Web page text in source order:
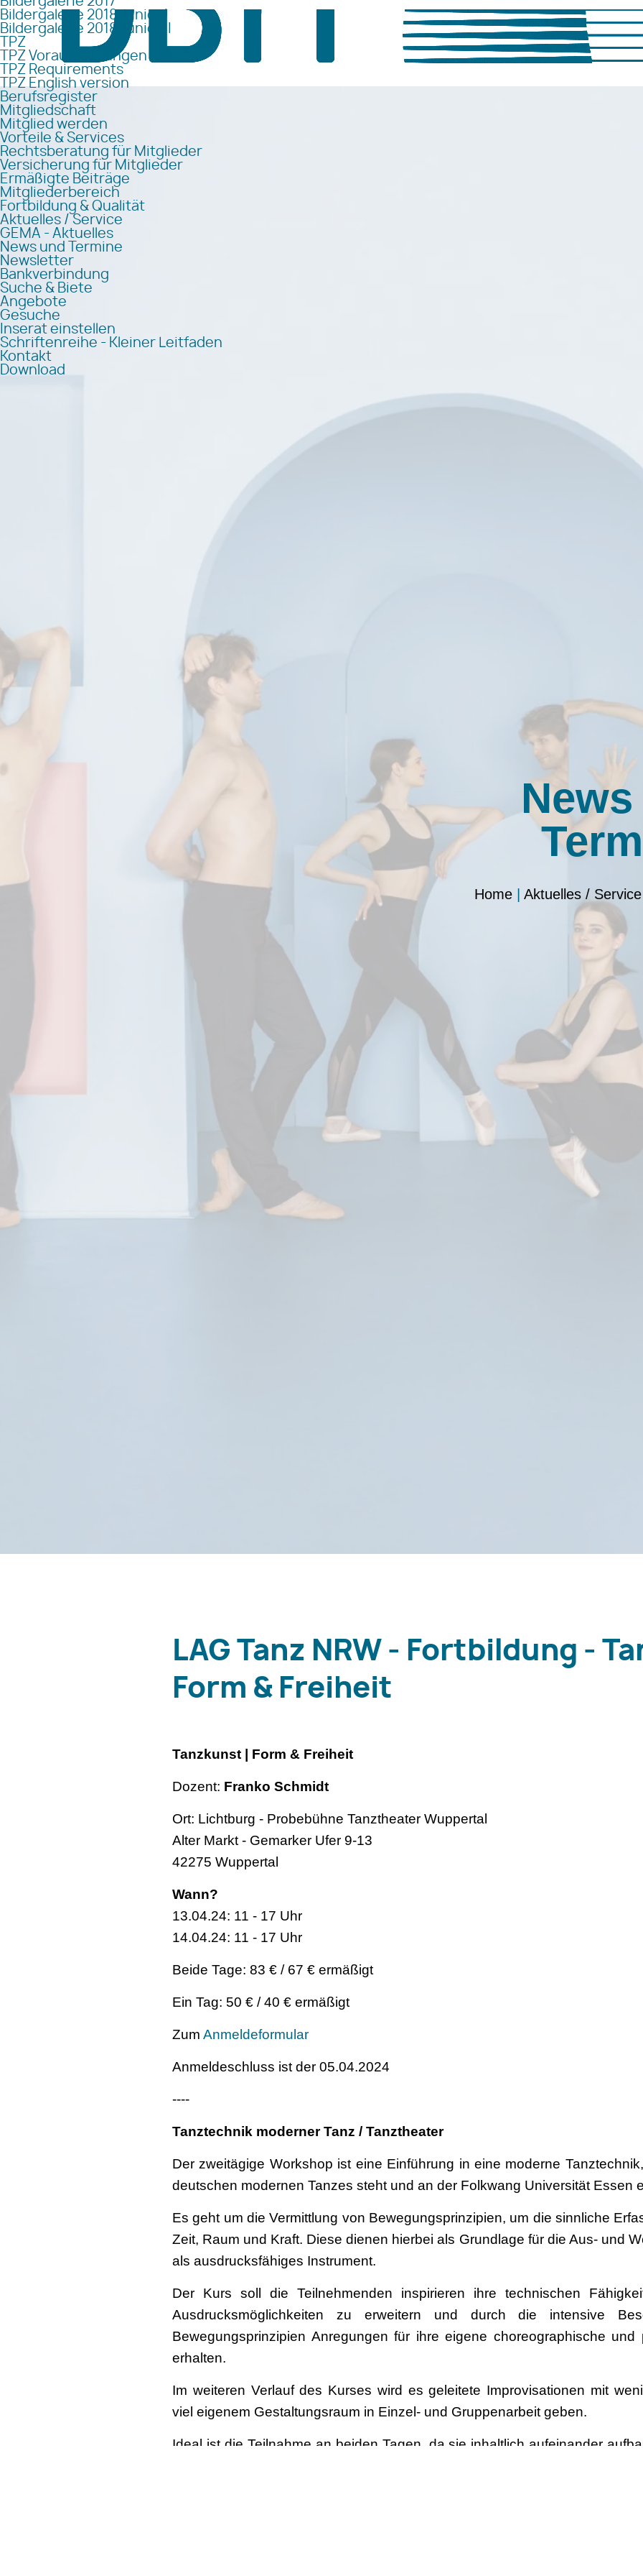
Bildergalerie 2018 Junior I
Bildergalerie 2018 Junior II
TPZ
TPZ Voraussetzungen
TPZ Requirements
TPZ English version
Berufsregister
Mitgliedschaft
Mitglied werden
Vorteile & Services
Rechtsberatung für Mitglieder
Versicherung für Mitglieder
Ermäßigte Beiträge
Mitgliederbereich
Fortbildung & Qualität
Aktuelles / Service
GEMA - Aktuelles
News und Termine
Newsletter
Bankverbindung
Suche & Biete
Angebote
Gesuche
Inserat einstellen
Schriftenreihe - Kleiner Leitfaden
Kontakt
Download
Home| Aktuelles / Service
LAG Tanz NRW - Fortbildung -
Form & Freiheit
Tanzkunst | Form & Freiheit
Dozent: Franko Schmidt
Ort: Lichtburg - Probebühne Tanztheater Wuppertal
Alter Markt - Gemarker Ufer 9-13
42275 Wuppertal
Wann?
13.04.24: 11 - 17 Uhr
14.04.24: 11 - 17 Uhr
Beide Tage: 83 € / 67 € ermäßigt
Ein Tag: 50 € / 40 € ermäßigt
Zum Anmeldeformular
Anmeldeschluss ist der 05.04.2024
----
Tanztechnik moderner Tanz / Tanztheater
Der zweitägige Workshop ist eine Einführung in eine moderne
deutschen modernen Tanzes steht und an der Folkwang Universität Essen
Es geht um die Vermittlung von Bewegungsprinzipien, um die sinnliche
Zeit, Raum und Kraft. Diese dienen hierbei als Grundlage für die Aus- und
als ausdrucksfähiges Instrument.
Der Kurs soll die Teilnehmenden inspirieren ihre technischen
Ausdrucksmöglichkeiten zu erweitern und durch die intensive
Bewegungsprinzipien Anregungen für ihre eigene choreographische und
erhalten.
Im weiteren Verlauf des Kurses wird es geleitete Improvisationen mit
viel eigenem Gestaltungsraum in Einzel- und Gruppenarbeit geben.
Ideal ist die Teilnahme an beiden Tagen, da sie inhaltlich aufeinander